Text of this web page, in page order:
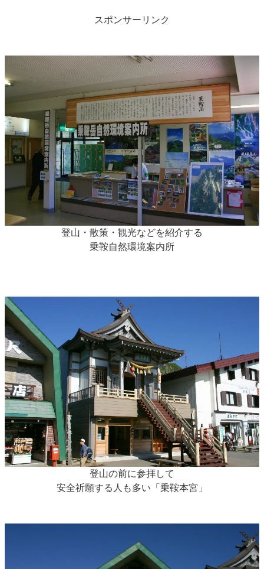
スポンサーリンク
登山・散策・観光などを紹介する
乗鞍自然環境案内所
登山の前に参拝して
安全祈願する人も多い「乗鞍本宮」